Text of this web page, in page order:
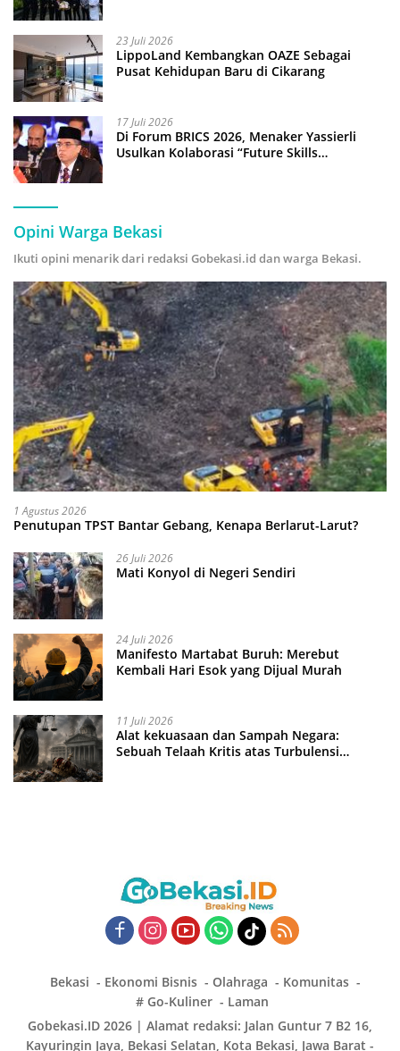
23 Juli 2026
LippoLand Kembangkan OAZE Sebagai
Pusat Kehidupan Baru di Cikarang
17 Juli 2026
Di Forum BRICS 2026, Menaker Yassierli
Usulkan Kolaborasi “Future Skills
Opini Warga Bekasi
Ikuti opini menarik dari redaksi Gobekasi.id dan warga Bekasi.
1 Agustus 2026
Penutupan TPST Bantar Gebang, Kenapa Berlarut-Larut?
26 Juli 2026
Mati Konyol di Negeri Sendiri
24 Juli 2026
Manifesto Martabat Buruh: Merebut
Kembali Hari Esok yang Dijual Murah
11 Juli 2026
Alat kekuasaan dan Sampah Negara:
Sebuah Telaah Kritis atas Turbulensi
Bekasi Ekonomi Bisnis Olahraga
Komunitas
# Go-Kuliner
Laman
Gobekasi.ID 2026 | Alamat redaksi: Jalan Guntur 7 B2 16,
Kayuringin Jaya, Bekasi Selatan, Kota Bekasi, Jawa Barat -